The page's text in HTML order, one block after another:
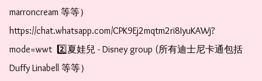
marroncream 等等）
https://chat.whatsapp.com/CPK9Ej2mqtm2ri8IyuKAWj?
mode=wwt  2️⃣夏娃兒 - Disney group (所有迪士尼卡通包括
Duffy Linabell 等等）